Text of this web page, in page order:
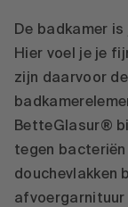
De badkamer
Hier voel je je
zijn daarvoor
BetteGlasur®
tegen bacteriën
douchevlakken
afvoergarnituur